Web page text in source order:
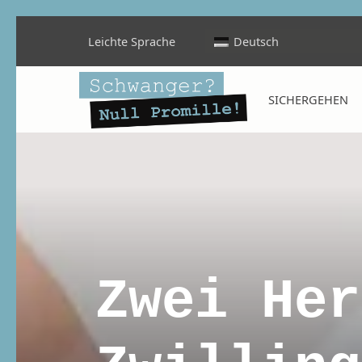
SICHERGEHEN
Leichte Sprache Deutsch
Zwei